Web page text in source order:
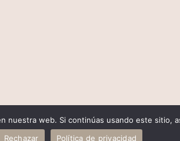
nuestra web. Si continúas usando este sitio,
Rechazar Política de privacidad